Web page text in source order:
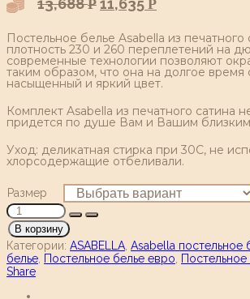
Р Р
Постельное белье Asabella из печатного
плотность 230 и 260 переплетений на
современные технологии позволяют
таким образом, что она на долгое время
насыщенный и яркий цвет.
Комплект Asabella из печатного сатина
придется по душе Вам и Вашим
Уход: деликатная стирка при 30С, не
хлорсодержащие отбеливали.
Размер
В корзину
Категории: ASABELLA Asabella постельное
белье Постельное белье евро
Постельное
Share